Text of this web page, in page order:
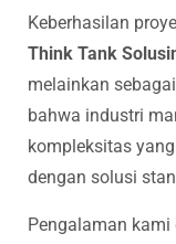
Keberhasilan
Think Tank
melainkan
bahwa industri
kompleksitas
dengan solusi
Pengalaman